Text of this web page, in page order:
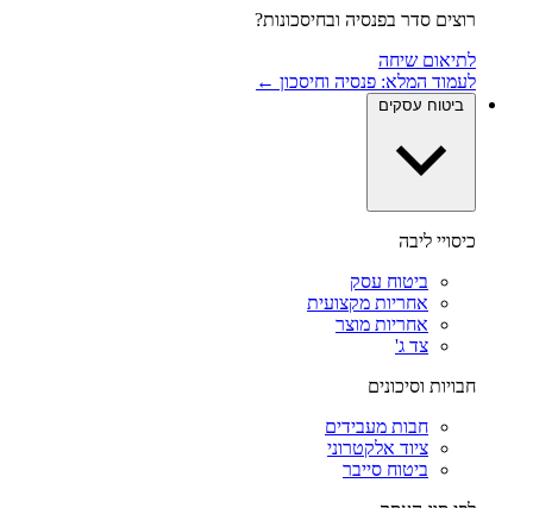
רוצים סדר בפנסיה ובחיסכונות?
לתיאום שיחה
לעמוד המלא: פנסיה וחיסכון ←
ביטוח עסקים
כיסויי ליבה
ביטוח עסק
אחריות מקצועית
אחריות מוצר
צד ג'
חבויות וסיכונים
חבות מעבידים
ציוד אלקטרוני
ביטוח סייבר